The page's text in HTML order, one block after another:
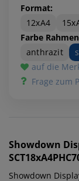
Format:
12xA4
Farbe
anthrazit
auf die
Frage zum
Showdown
Showdown